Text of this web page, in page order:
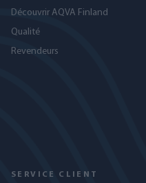
Découvrir AQVA Finland
Qualité
Revendeurs
SERVICE CLIENT